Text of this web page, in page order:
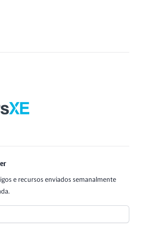
e recursos enviados semanalmente